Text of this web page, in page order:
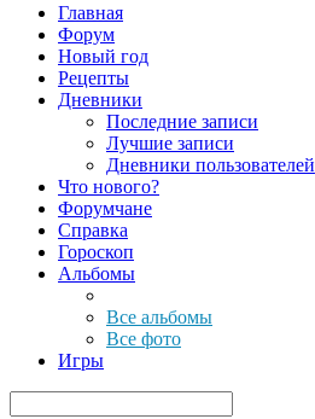
Главная
Форум
Новый год
Рецепты
Дневники
Последние записи
Лучшие записи
Дневники пользователей
Что нового?
Форумчане
Справка
Гороскоп
Альбомы
Все альбомы
Все фото
Игры